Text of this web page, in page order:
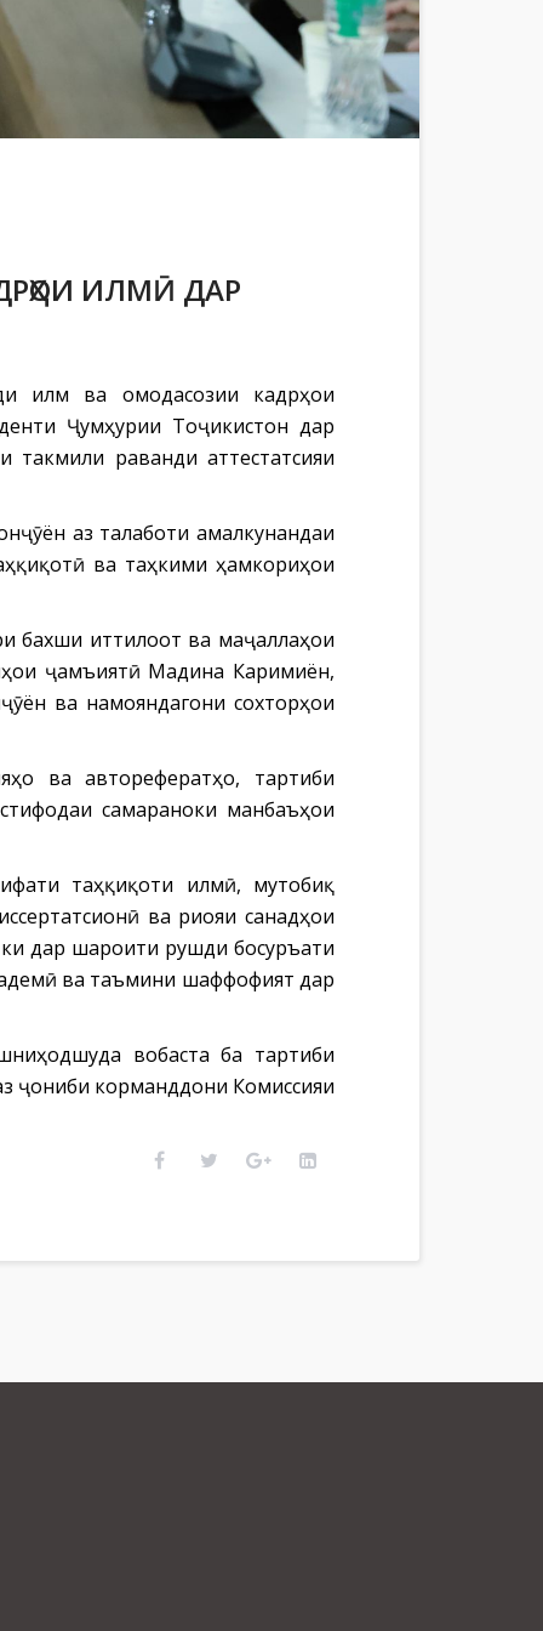
ИЛМӢ ДАР
илм ва омодасозии кадрҳои
Ҷумҳурии Тоҷикистон дар
раванди аттестатсияи
аз талаботи амалкунандаи
ва таҳкими ҳамкориҳои
бахши иттилоот ва маҷаллаҳои
ҷамъиятӣ Мадина Каримиён,
ва намояндагони сохторҳои
ва авторефератҳо, тартиби
самараноки манбаъҳои
таҳқиқоти илмӣ, мутобиқ
ва риояи санадҳои
дар шароити рушди босуръати
ва таъмини шаффофият дар
вобаста ба тартиби
ҷониби корманддони Комиссияи